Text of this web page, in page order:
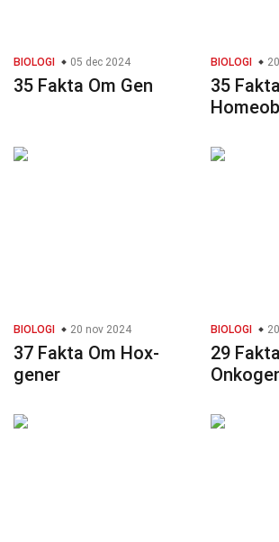
BIOLOGI 05 dec 2024
35 Fakta Om Gen
BIOLOGI
35
BIOLOGI 20 nov 2024
37 Fakta Om Hox-
gener
BIOLOGI
29